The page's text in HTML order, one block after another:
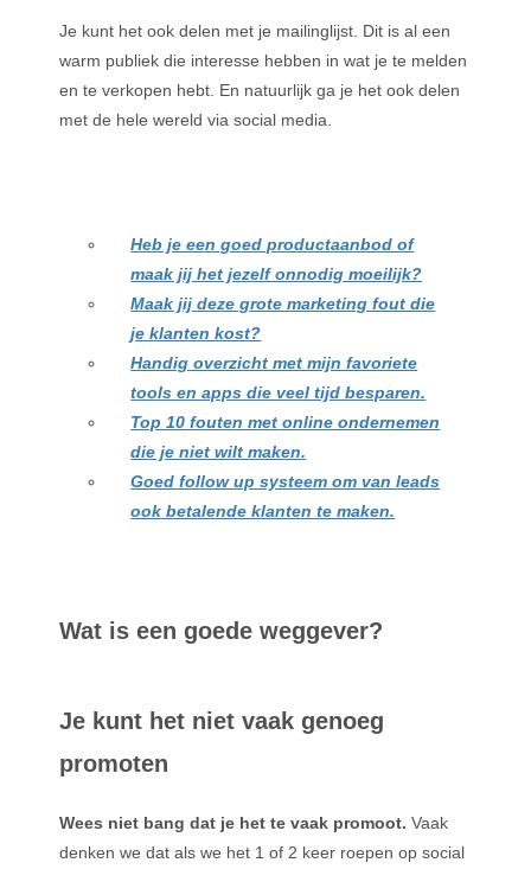
Je kunt het ook delen met je mailinglijst. Dit is al een
warm publiek die interesse hebben in wat je te melden
en te verkopen hebt. En natuurlijk ga je het ook delen
met de hele wereld via social media.
Heb je een goed productaanbod of
maak jij het jezelf onnodig moeilijk?
Maak jij deze grote marketing fout die
je klanten kost?
Handig overzicht met mijn favoriete
tools en apps die veel tijd besparen.
Top 10 fouten met online ondernemen
die je niet wilt maken.
Goed follow up systeem om van leads
ook betalende klanten te maken.
Wat is een goede weggever?
Je kunt het niet vaak genoeg
promoten
Wees niet bang dat je het te vaak promoot. Vaak
denken we dat als we het 1 of 2 keer roepen op social